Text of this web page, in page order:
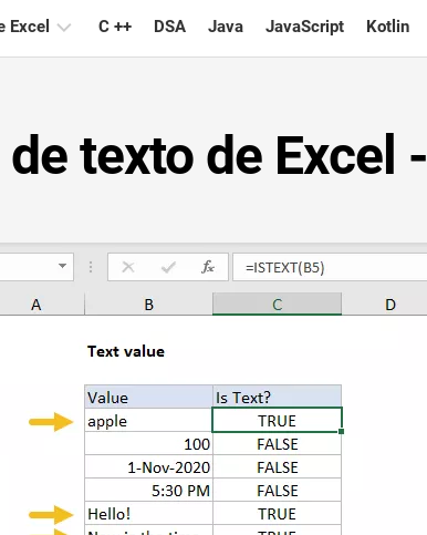
Excel C ++ DSA Java JavaScript Kotlin
texto de Excel -